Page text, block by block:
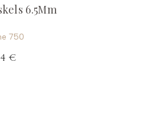
6.5Mm
750
€